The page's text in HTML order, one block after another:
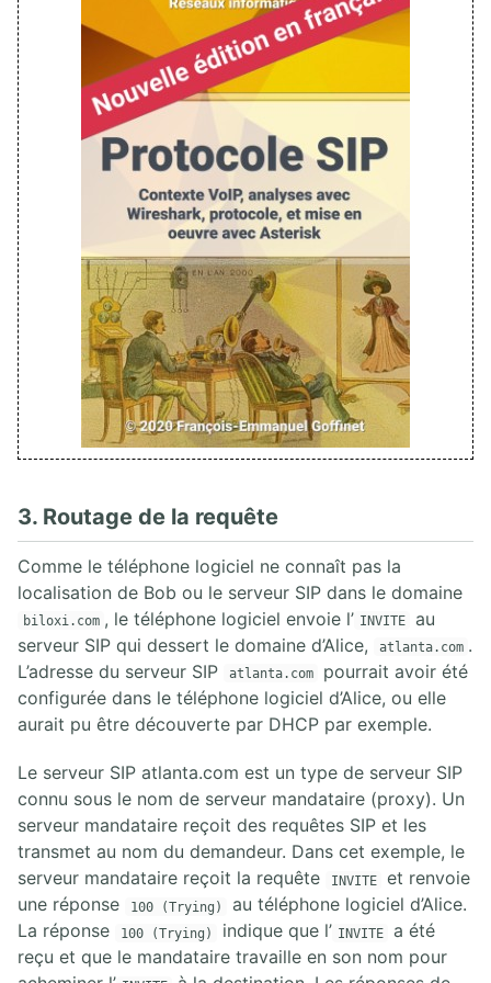
3. Routage de la requête
Comme le téléphone logiciel ne connaît pas la
localisation de Bob ou le serveur SIP dans le domaine
biloxi.com , le téléphone logiciel envoie l’ INVITE
au
serveur SIP qui dessert le domaine d’Alice,
atlanta.com .
L’adresse du serveur SIP
atlanta.com
pourrait avoir été
configurée dans le téléphone logiciel d’Alice, ou elle
aurait pu être découverte par DHCP par exemple.
Le serveur SIP atlanta.com est un type de serveur SIP
connu sous le nom de serveur mandataire (proxy). Un
serveur mandataire reçoit des requêtes SIP et les
transmet au nom du demandeur. Dans cet exemple, le
serveur mandataire reçoit la requête
INVITE
et renvoie
une réponse
100 (Trying)
au téléphone logiciel d’Alice.
La réponse
100 (Trying) indique que l’ INVITE
a été
reçu et que le mandataire travaille en son nom pour